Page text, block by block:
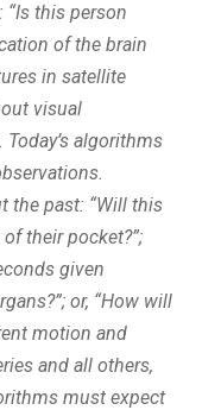
this person
of the brain
in satellite
visual
algorithms
the past: “Will this
their pocket?”;
given
or, “How will
motion and
and all others,
must expect